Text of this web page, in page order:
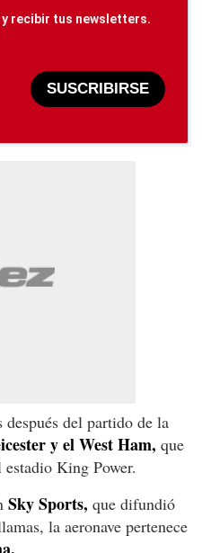
recibir tus newsletters.
SUSCRIBIRSE
del partido de la
y el West Ham, que
King Power.
Sky Sports, que difundió
la aeronave pertenece